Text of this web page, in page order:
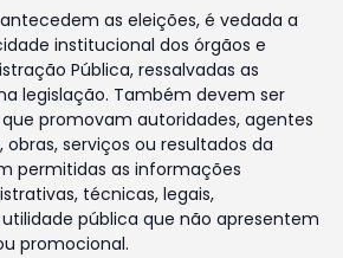
as eleições, é vedada a
institucional dos órgãos e
Pública, ressalvadas as
legislação. Também devem ser
promovam autoridades, agentes
serviços ou resultados da
permitidas as informações
técnicas, legais,
pública que não apresentem
promocional.